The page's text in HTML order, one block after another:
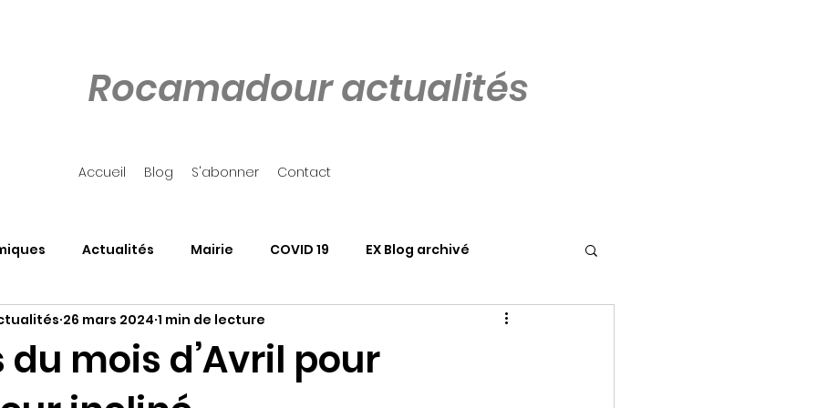
Rocamadour actualités
Accueil Blog S'abonner Contact
Actualités Mairie COVID 19 EX Blog archivé
Côté Rocher Associations
du mois d’Avril pour
26 mars 2024 1 min de lecture